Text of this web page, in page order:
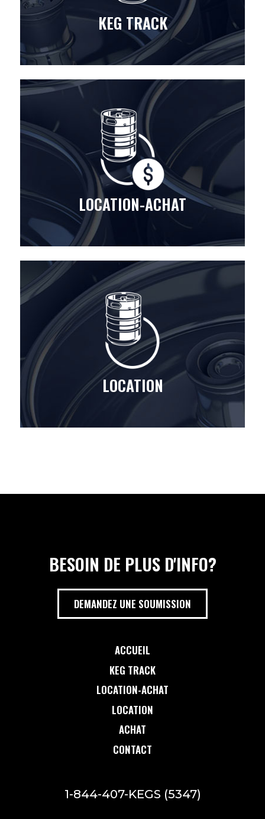
KEG TRACK
LOCATION-ACHAT
LOCATION
BESOIN DE PLUS D'INFO?
DEMANDEZ UNE SOUMISSION
ACCUEIL
KEG TRACK
LOCATION-ACHAT
LOCATION
ACHAT
CONTACT
1-844-407-KEGS (5347)